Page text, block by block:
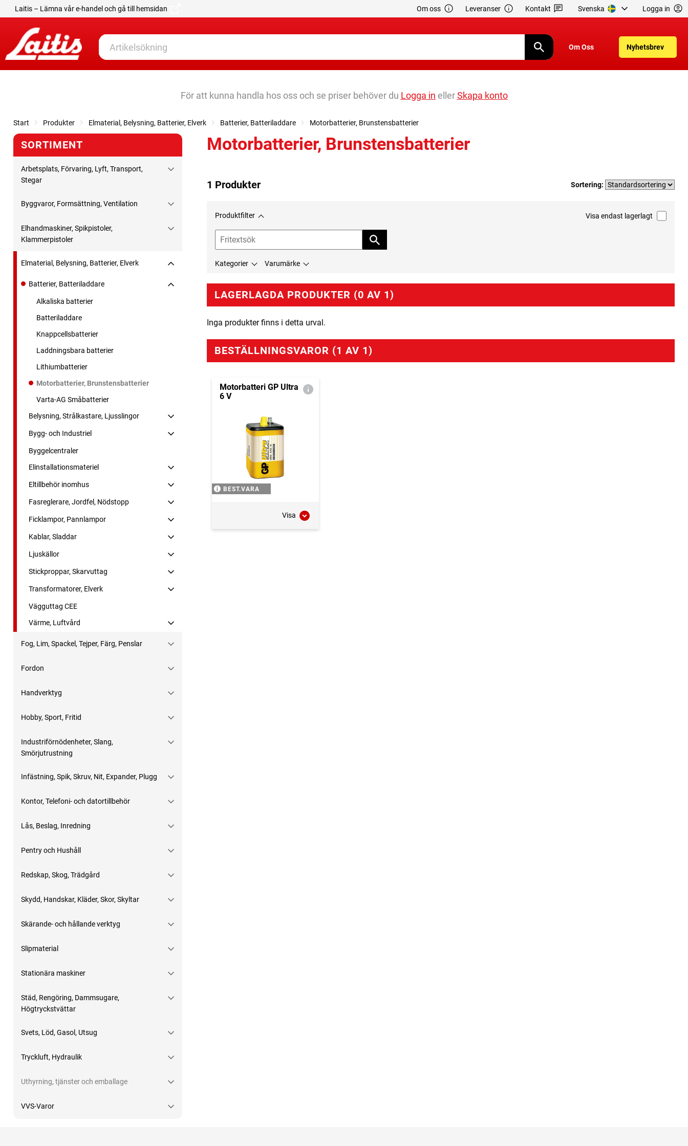
Laitis – Lämna vår e-handel och gå till hemsidan Om oss Leveranser Kontakt Svenska Logga in
Om Oss Nyhetsbrev
För att kunna handla hos oss och se priser behöver du Logga in ellerSkapa konto
Start Produkter Elmaterial, Belysning, Batterier, Elverk Batterier, Batteriladdare Motorbatterier, Brunstensbatterier
SORTIMENT
Arbetsplats, Förvaring, Lyft, Transport,
Stegar
Byggvaror, Formsättning, Ventilation
Elhandmaskiner, Spikpistoler,
Klammerpistoler
Elmaterial, Belysning, Batterier, Elverk
Batterier, Batteriladdare
Alkaliska batterier
Batteriladdare
Knappcellsbatterier
Laddningsbara batterier
Lithiumbatterier
Motorbatterier, Brunstensbatterier
Varta-AG Småbatterier
Belysning, Strålkastare, Ljusslingor
Bygg- och Industriel
Byggelcentraler
Elinstallationsmateriel
Eltillbehör inomhus
Fasreglerare, Jordfel, Nödstopp
Ficklampor, Pannlampor
Kablar, Sladdar
Ljuskällor
Stickproppar, Skarvuttag
Transformatorer, Elverk
Vägguttag CEE
Värme, Luftvård
Fog, Lim, Spackel, Tejper, Färg, Penslar
Fordon
Handverktyg
Hobby, Sport, Fritid
Industriförnödenheter, Slang,
Smörjutrustning
Infästning, Spik, Skruv, Nit, Expander, Plugg
Kontor, Telefoni- och datortillbehör
Lås, Beslag, Inredning
Pentry och Hushåll
Redskap, Skog, Trädgård
Skydd, Handskar, Kläder, Skor, Skyltar
Skärande- och hållande verktyg
Slipmaterial
Stationära maskiner
Städ, Rengöring, Dammsugare,
Högtryckstvättar
Svets, Löd, Gasol, Utsug
Tryckluft, Hydraulik
Uthyrning, tjänster och emballage
VVS-Varor
Motorbatterier, Brunstensbatterier
1 Produkter Sortering:
Produktfilter Visa endast lagerlagt
Kategorier Varumärke
LAGERLAGDA PRODUKTER (0 AV 1)
Inga produkter finns i detta urval.
BESTÄLLNINGSVAROR (1 AV 1)
Motorbatteri GP Ultra
6 V
BEST.VARA
Visa